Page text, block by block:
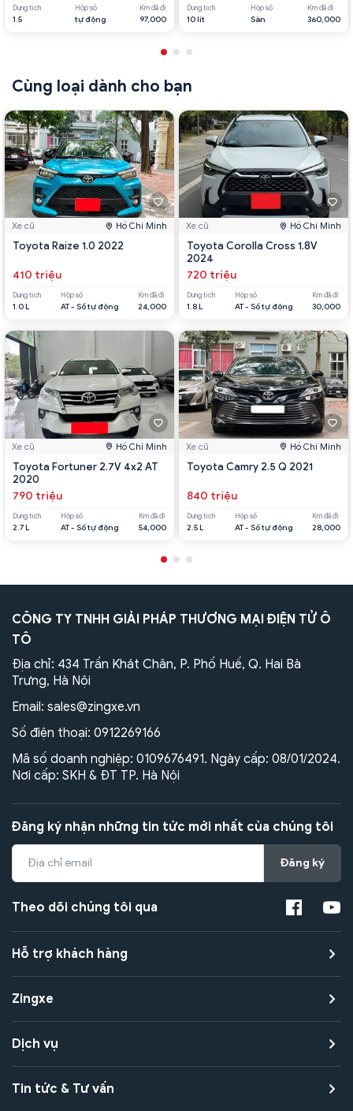
Dung tích
1.5
Hộp số
tự động
Km đã đi
97,000
Dung tích
10 lít
Hộp số
Sàn
Km đã đi
360,000
Cùng loại dành cho bạn
Xe cũ Hồ Chí Minh
Toyota Raize 1.0 2022
410 triệu
Dung tích
1.0 L
Hộp số
AT - Số tự động
Km đã đi
24,000
Xe cũ Hồ Chí Minh
Toyota Fortuner 2.7V 4x2 AT
2020
790 triệu
Dung tích
2.7 L
Hộp số
AT - Số tự động
Km đã đi
54,000
Xe cũ Hồ Chí Minh
Toyota Corolla Cross 1.8V
2024
720 triệu
Dung tích
1.8 L
Hộp số
AT - Số tự động
Km đã đi
30,000
Xe cũ Hồ Chí Minh
Toyota Camry 2.5 Q 2021
840 triệu
Dung tích
2.5 L
Hộp số
AT - Số tự động
Km đã đi
28,000
CÔNG TY TNHH GIẢI PHÁP THƯƠNG MẠI ĐIỆN TỬ Ô
TÔ
Địa chỉ: 434 Trần Khát Chân, P. Phố Huế, Q. Hai Bà
Trưng, Hà Nội
Email: sales@zingxe.vn
Số điện thoại: 0912269166
Mã số doanh nghiệp: 0109676491. Ngày cấp: 08/01/2024.
Nơi cấp: SKH & ĐT TP. Hà Nội
Đăng ký nhận những tin tức mới nhất của chúng tôi
Đăng ký
Theo dõi chúng tôi qua
Hỗ trợ khách hàng
Zingxe
Dịch vụ
Tin tức & Tư vấn